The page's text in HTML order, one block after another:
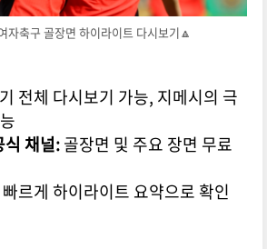
자축구 골장면 하이라이트 다시보기🔼
전체 다시보기 가능, 지메시의 극
식 채널:골장면 및 주요 장면 무료
르게 하이라이트 요약으로 확인